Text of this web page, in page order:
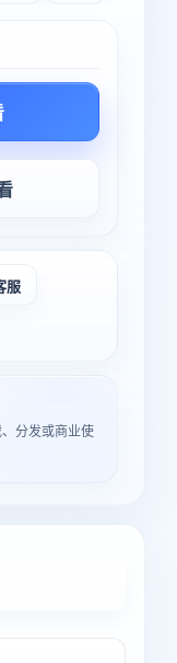
服
分发或商业使